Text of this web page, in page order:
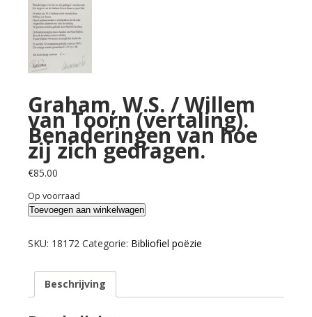
Graham, W.S. / Willem
van Toorn (vertaling).
Benaderingen van hoe
zij zich gedragen.
€85.00
Op voorraad
Graham,
/
van
Toorn
(vertaling).
Toevoegen aan winkelwagen
SKU: 18172 Categorie: Bibliofiel poëzie
Beschrijving